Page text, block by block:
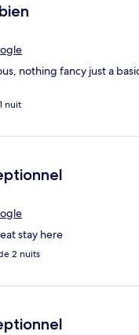
nothing fancy just a
nuit
stay here
2 nuits